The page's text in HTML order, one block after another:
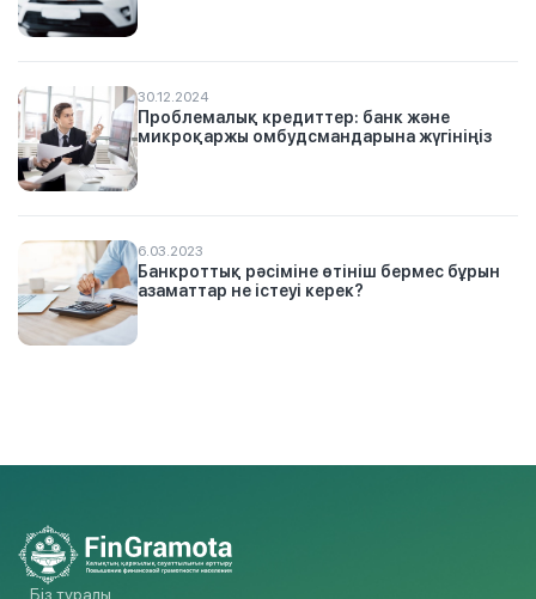
30.12.2024
Проблемалық кредиттер: банк және
микроқаржы омбудсмандарына жүгініңіз
6.03.2023
Банкроттық рәсіміне өтініш бермес бұрын
азаматтар не істеуі керек?
Біз туралы